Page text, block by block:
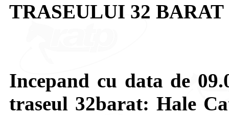
TRASEULUI 32 BARAT
Incepand cu data de
traseul 32barat: Hale